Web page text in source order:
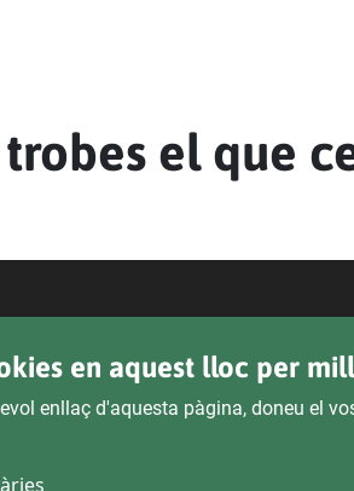
el que
en aquest lloc per
enllaç d'aquesta pàgina, doneu el